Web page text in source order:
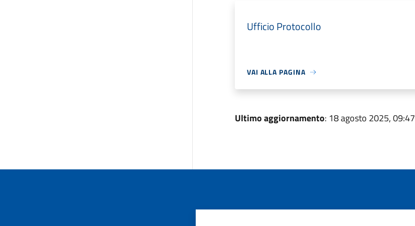
Ufficio Protocollo
VAI ALLA PAGINA
Ultimo aggiornamento: 18 agosto 2025, 09:47